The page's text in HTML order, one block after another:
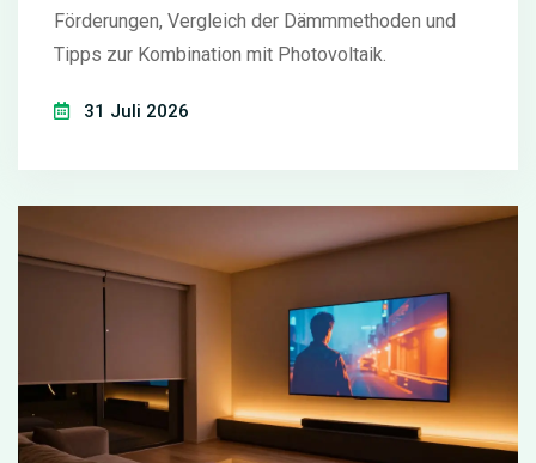
Förderungen, Vergleich der Dämmmethoden und
Tipps zur Kombination mit Photovoltaik.
31 Juli 2026